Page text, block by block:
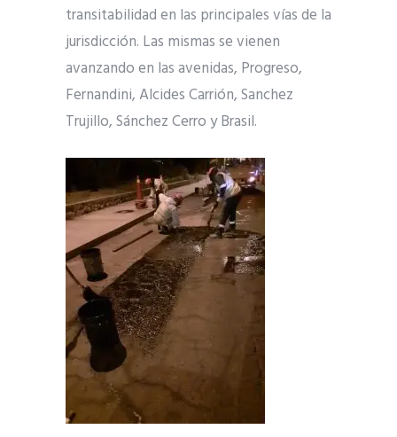
transitabilidad en las principales vías de la
jurisdicción. Las mismas se vienen
avanzando en las avenidas, Progreso,
Fernandini, Alcides Carrión, Sanchez
Trujillo, Sánchez Cerro y Brasil.